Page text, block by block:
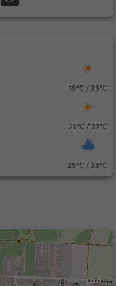
19°C / 35°C
23°C / 37°C
25°C / 33°C